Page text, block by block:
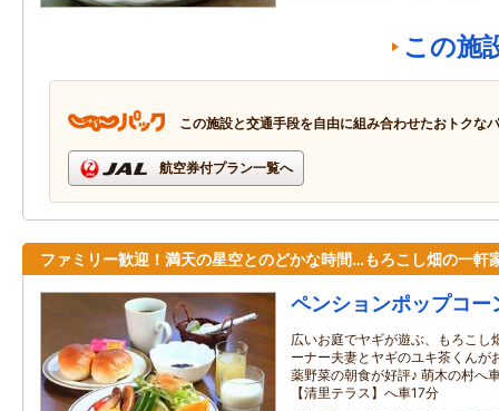
この施
この施設と交通手段を自由に組み合わせたおトクな
航空券付プラン一覧へ
ファミリー歓迎！満天の星空とのどかな時間…もろこし畑の一
ペンションポップコー
広いお庭でヤギが遊ぶ、もろこし
ーナー夫妻とヤギのユキ茶くんが
薬野菜の朝食が好評♪ 萌木の村へ
【清里テラス】へ車17分